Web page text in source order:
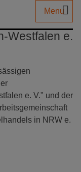
Menu
Westfalen e.
e. V." und der
in NRW e.